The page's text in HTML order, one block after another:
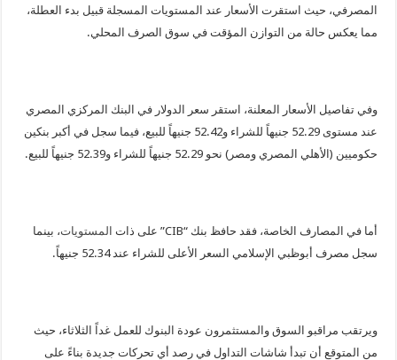
المصرفي، حيث استقرت الأسعار عند المستويات المسجلة قبيل بدء العطلة،
مما يعكس حالة من التوازن المؤقت في سوق الصرف المحلي.
وفي تفاصيل الأسعار المعلنة، استقر سعر الدولار في البنك المركزي المصري
عند مستوى 52.29 جنيهاً للشراء و52.42 جنيهاً للبيع، فيما سجل في أكبر بنكين
حكوميين (الأهلي المصري ومصر) نحو 52.29 جنيهاً للشراء و52.39 جنيهاً للبيع.
أما في المصارف الخاصة، فقد حافظ بنك “CIB” على ذات المستويات، بينما
سجل مصرف أبوظبي الإسلامي السعر الأعلى للشراء عند 52.34 جنيهاً.
ويرتقب مراقبو السوق والمستثمرون عودة البنوك للعمل غداً الثلاثاء، حيث
من المتوقع أن تبدأ شاشات التداول في رصد أي تحركات جديدة بناءً على